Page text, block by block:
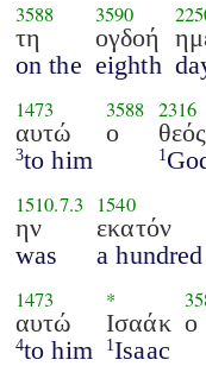
3588
τη
on the
3590
ογδοή
eighth
1473
αυτώ
3to him
3588
ο
2316
θεός
1
1510.7.3
ην
was
1540
εκατόν
a hundred
1473
αυτώ
4to him
*
Ισαάκ
1Isaac
ο